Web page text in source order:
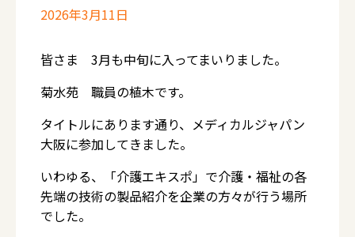
2026年3月11日
皆さま 3月も中旬に入ってまいりました。
菊水苑 職員の植木です。
タイトルにあります通り、メディカルジャパン
大阪に参加してきました。
いわゆる、「介護エキスポ」で介護・福祉の各
先端の技術の製品紹介を企業の方々が行う場所
でした。